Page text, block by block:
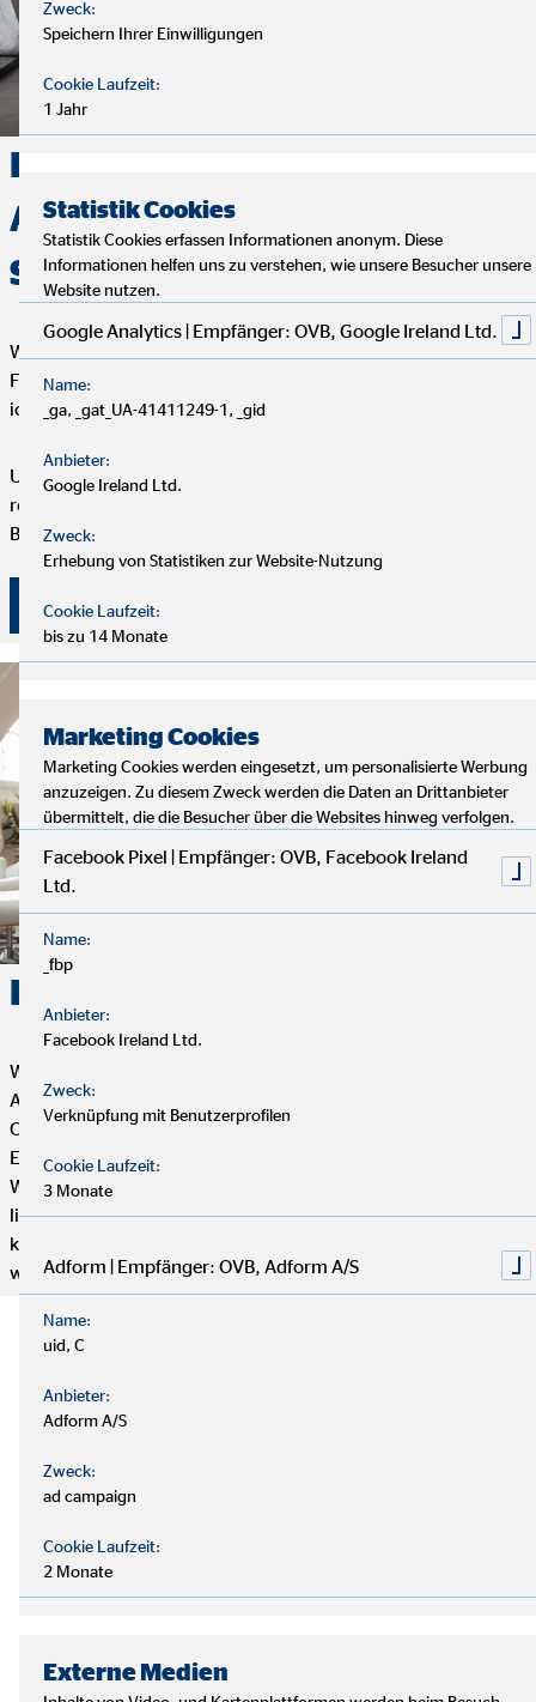
Deine Finanzen, Dein Weg:
Analyse, Beratung und
Service
Wir starten mit einem entspannten Analysegespräch, um deine
Finanzen und Ziele kennenzulernen. Anschließend präsentiere
ich dir maßgeschneiderte Finanzlösungen.
Um deine Finanzplanung aktuell zu halten, bieten wir
regelmäßige Servicegespräche an. Vertrauen und persönliche
Betreuung stehen bei uns an erster Stelle.
Überzeuge dich selbst von unserer Beratung!
Karriere. Erfolg. OVB.
Wenn du Flexibilität, Selbstbestimmung und eine erfüllende
Aufgabe mit Sinn und Zweck suchst, dann ist die Tätigkeit als
OVB Finanzberater*in genau das Richtige für dich. Dein
Engagement bestimmt, wie weit du bei uns kommen kannst.
Wenn du genug von einem langweiligen 9-to-5 Job hast und
lieber selbstständig arbeiten möchtest, aber trotzdem mit
kompetenten und freundlichen Kollegen zusammenarbeiten
willst, dann bist du hier genau richtig.
Zweck:
Speichern Ihrer Einwilligungen
Cookie Laufzeit:
1 Jahr
Statistik Cookies
Statistik Cookies erfassen Informationen anonym. Diese
Informationen helfen uns zu verstehen, wie unsere Besucher unsere
Website nutzen.
Google Analytics | Empfänger: OVB, Google Ireland Ltd.
Name:
_ga, _gat_UA-41411249-1, _gid
Anbieter:
Google Ireland Ltd.
Zweck:
Erhebung von Statistiken zur Website-Nutzung
Cookie Laufzeit:
bis zu 14 Monate
Marketing Cookies
Marketing Cookies werden eingesetzt, um personalisierte Werbung
anzuzeigen. Zu diesem Zweck werden die Daten an Drittanbieter
übermittelt, die die Besucher über die Websites hinweg verfolgen.
Facebook Pixel | Empfänger: OVB, Facebook Ireland
Ltd.
Name:
_fbp
Anbieter:
Facebook Ireland Ltd.
Zweck:
Verknüpfung mit Benutzerprofilen
Cookie Laufzeit:
3 Monate
Adform | Empfänger: OVB, Adform A/S
Name:
uid, C
Anbieter:
Adform A/S
Zweck:
ad campaign
Cookie Laufzeit:
2 Monate
Externe Medien